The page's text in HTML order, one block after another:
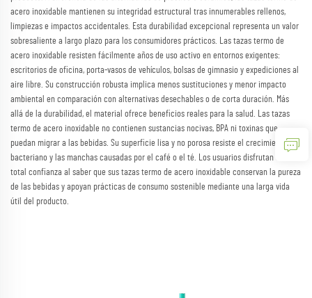
acero inoxidable mantienen su integridad estructural tras innumerables rellenos,
limpiezas e impactos accidentales. Esta durabilidad excepcional representa un valor
sobresaliente a largo plazo para los consumidores prácticos. Las tazas termo de
acero inoxidable resisten fácilmente años de uso activo en entornos exigentes:
escritorios de oficina, porta-vasos de vehículos, bolsas de gimnasio y expediciones al
aire libre. Su construcción robusta implica menos sustituciones y menor impacto
ambiental en comparación con alternativas desechables o de corta duración. Más
allá de la durabilidad, el material ofrece beneficios reales para la salud. Las tazas
termo de acero inoxidable no contienen sustancias nocivas, BPA ni toxinas que
puedan migrar a las bebidas. Su superficie lisa y no porosa resiste el crecimiento
bacteriano y las manchas causadas por el café o el té. Los usuarios disfrutan de
total confianza al saber que sus tazas termo de acero inoxidable conservan la pureza
de las bebidas y apoyan prácticas de consumo sostenible mediante una larga vida
útil del producto.